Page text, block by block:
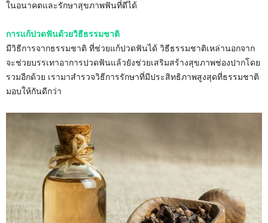
ในอนาคตและรักษาสุขภาพฟันที่ดีได้
การแก้ปวดฟันด้วยวิธีธรรมชาติ
มีวิธีการจากธรรมชาติ ที่ช่วยแก้ปวดฟันได้ วิธีธรรมชาติเหล่านอกจาก
จะช่วยบรรเทาอาการปวดฟันแล้วยังช่วยเสริมสร้างสุขภาพช่องปากโดย
รวมอีกด้วย เรามาสำรวจวิธีการรักษาที่มีประสิทธิภาพสูงสุดที่ธรรมชาติ
มอบให้กันดีกว่า